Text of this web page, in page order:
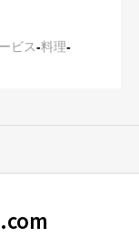
ビス-料理-